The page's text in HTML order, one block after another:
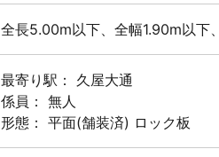
全長5.00m以下、全幅1.90m以下
最寄り駅： 久屋大通
係員： 無人
形態： 平面(舗装済) ロック板